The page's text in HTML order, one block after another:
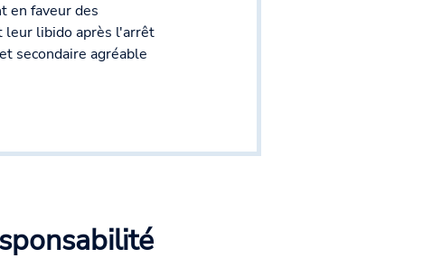
en faveur des
leur libido après l'arrêt
secondaire agréable